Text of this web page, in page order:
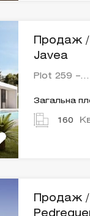
Продаж /
Javea
Plot 259 –…
Загальна
160
Продаж /